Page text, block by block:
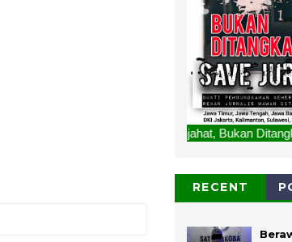
Kami Bukan Penjahat, Bukan Ditangkap. "SAVE
RECENT